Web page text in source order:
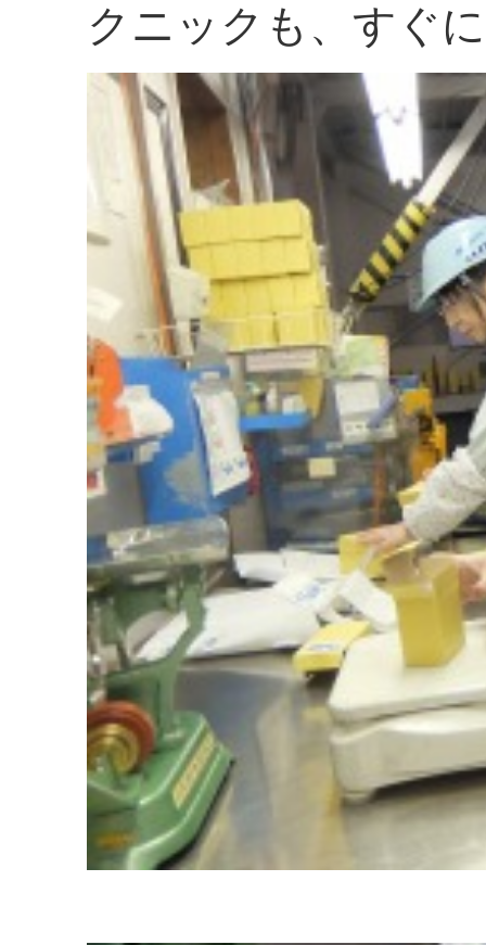
クニックも、すぐ